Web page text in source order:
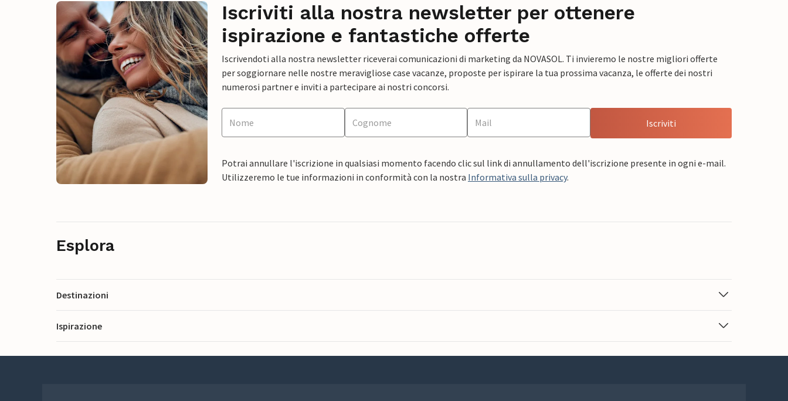
Iscriviti alla nostra newsletter per ottenere
ispirazione e fantastiche offerte
Iscrivendoti alla nostra newsletter riceverai comunicazioni di marketing da NOVASOL. Ti invieremo le nostre migliori offerte
per soggiornare nelle nostre meravigliose case vacanze, proposte per ispirare la tua prossima vacanza, le offerte dei nostri
numerosi partner e inviti a partecipare ai nostri concorsi.
Iscriviti
Potrai annullare l'iscrizione in qualsiasi momento facendo clic sul link di annullamento dell'iscrizione presente in ogni e-mail.
Utilizzeremo le tue informazioni in conformità con la nostra Informativa sulla privacy.
Esplora
Destinazioni
Ispirazione